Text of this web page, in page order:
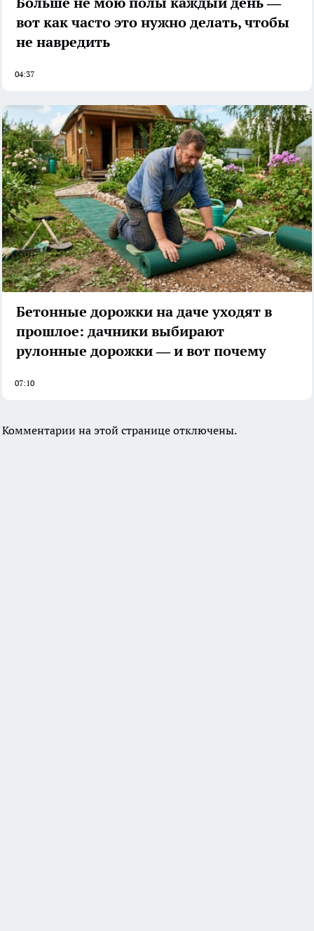
вот как часто это нужно делать, чтобы
не навредить
04:37
Бетонные дорожки на даче уходят в
прошлое: дачники выбирают
рулонные дорожки — и вот почему
07:10
Комментарии на этой странице отключены.